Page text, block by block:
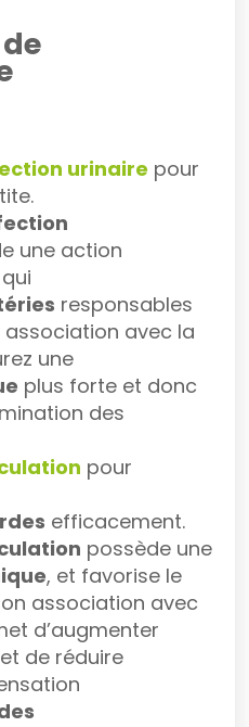
urinaire pour
une action
responsables
association avec la
une
plus forte et donc
des
pour
efficacement.
possède une
, et favorise le
association avec
d’augmenter
et de réduire